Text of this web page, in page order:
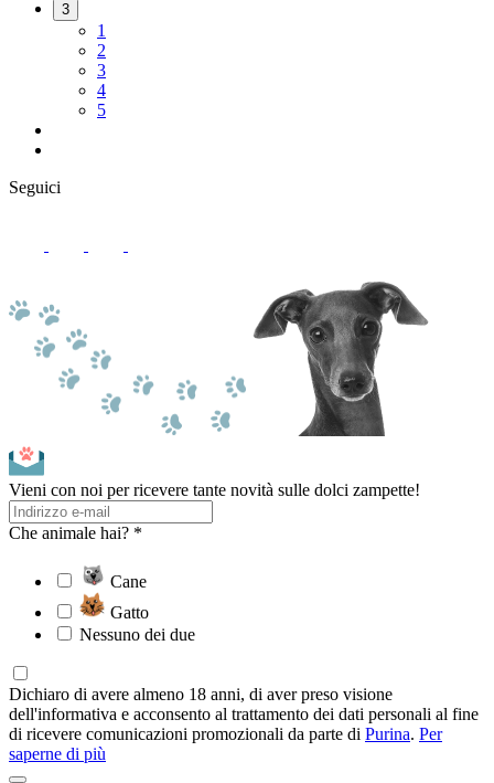
3
1
2
3
4
5
Seguici
Vieni con noi per ricevere tante novità sulle dolci zampette!
Che animale hai? *
Cane
Gatto
Nessuno dei due
Dichiaro di avere almeno 18 anni, di aver preso visione
dell'informativa e acconsento al trattamento dei dati personali al fine
di ricevere comunicazioni promozionali da parte di Purina. Per
saperne di più